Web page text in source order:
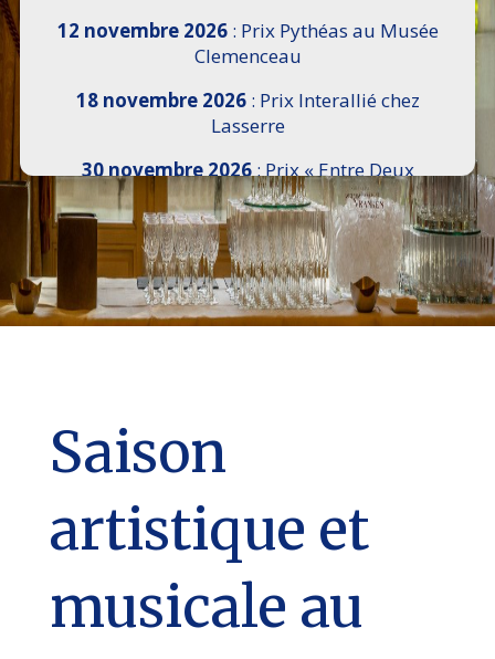
12 novembre 2026: Prix Pythéas au Musée
Clemenceau
18 novembre 2026: Prix Interallié chez
Lasserre
30 novembre 2026: Prix « Entre Deux
Rives » I Scemi Astutti au Sénat
7 décembre 2026 :16e Salon de l’Histoire de
18h30 à 21h, remise du Prix du Guesclin,
Cercle National des Armées 8 place Saint-
Augustin Paris 8e
Saison
artistique et
musicale au